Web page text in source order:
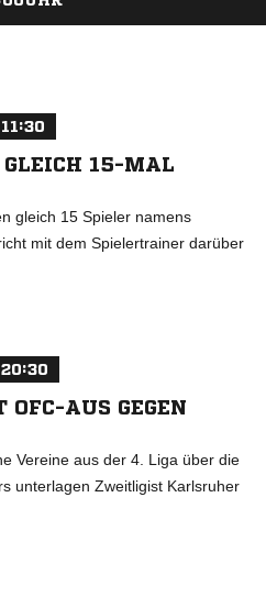
15-MAL
gleich 15 Spieler namens
mit dem Spielertrainer darüber
AUS GEGEN
Vereine aus der 4. Liga über die
unterlagen Zweitligist Karlsruher